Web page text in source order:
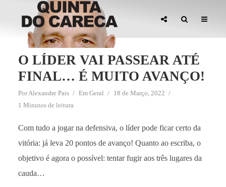
O LÍDER VAI PASSEAR ATÉ
FINAL… É MUITO AVANÇO!
PorAlexandre Pais Em Geral
18 de Março, 2022
1 Minutos de leitura
Com tudo a jogar na defensiva, o líder pode ficar certo da
vitória: já leva 20 pontos de avanço! Quanto ao escriba, o
objetivo é agora o possível: tentar fugir aos três lugares da
cauda…